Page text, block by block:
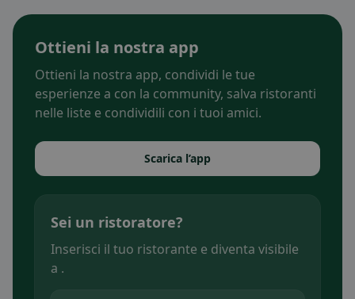
Ottieni la nostra app
Ottieni la nostra app, condividi le tue
esperienze a con la community, salva ristoranti
nelle liste e condividili con i tuoi amici.
Scarica l’app
Sei un ristoratore?
Inserisci il tuo ristorante e diventa visibile
a .